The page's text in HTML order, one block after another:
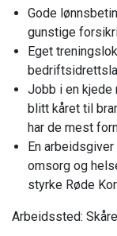
Gode
gunstige
Eget
Jobb i en kjede
blitt kåret til
har de mest
En
omsorg og
styrke Røde
Arbeidssted: